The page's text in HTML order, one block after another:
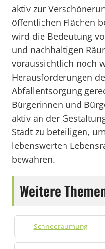
aktiv zur
öffentlichen Flächen
wird die Bedeutung
und nachhaltigen
voraussichtlich noch
Herausforderungen
Abfallentsorgung
Bürgerinnen und
aktiv an der
Stadt zu beteiligen,
lebenswerten
bewahren.
Weitere
Schneeräumung